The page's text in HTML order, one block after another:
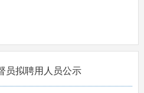
员拟聘用人员公示